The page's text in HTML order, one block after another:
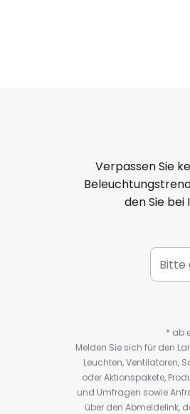
Verpassen Sie
den Sie
* ab
Melden Sie sich für den
Leuchten, Ventilatoren,
oder Aktionspakete,
und Umfragen sowie
über den Abmeldelink,